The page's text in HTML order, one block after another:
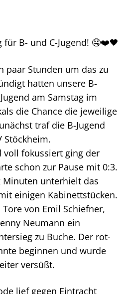
B- und C-Jugend! 🤤❤️🖤
paar Stunden um das zu
hatten unsere B-
am Samstag im
die Chance die jeweilige
traf die B-Jugend
Stöckheim.
voll fokussiert ging der
schon zur Pause mit 0:3.
Minuten unterhielt das
einigen Kabinettstücken.
von Emil Schiefner,
Neumann ein
zu Buche. Der rot-
beginnen und wurde
versüßt.
lief gegen Eintracht